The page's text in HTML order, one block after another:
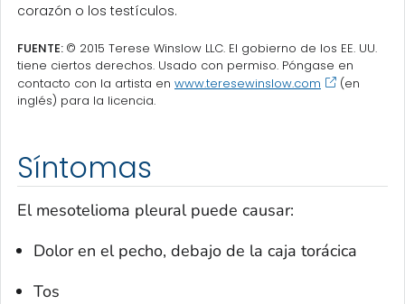
corazón o los testículos.
FUENTE: © 2015 Terese Winslow LLC. El gobierno de los EE. UU.
tiene ciertos derechos. Usado con permiso. Póngase en
contacto con la artista en www.teresewinslow.com
(en
inglés) para la licencia.
Síntomas
El mesotelioma pleural puede causar:
Dolor en el pecho, debajo de la caja torácica
Tos